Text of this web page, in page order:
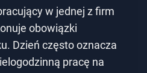
w jednej z firm
obowiązki
Dzień często oznacza
pracę na